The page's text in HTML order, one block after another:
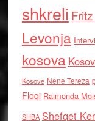
shkreli
Levonja
kosova
Kosove Nene Tereza
Floqi Raimonda
SHBA Shefqet